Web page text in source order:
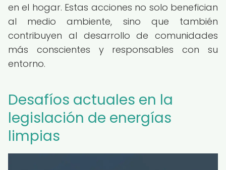
en el hogar. Estas acciones no solo benefician
al medio ambiente, sino que también
contribuyen al desarrollo de comunidades
más conscientes y responsables con su
entorno.
Desafíos actuales en la
legislación de energías
limpias